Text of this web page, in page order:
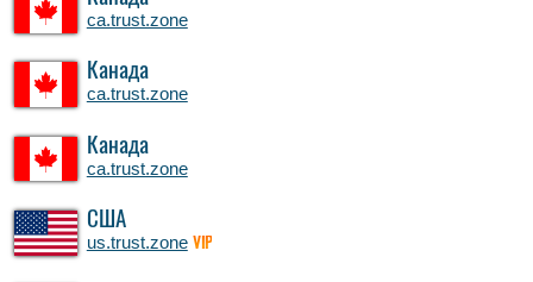
ca.trust.zone
Канада
ca.trust.zone
Канада
ca.trust.zone
США
us.trust.zone VIP